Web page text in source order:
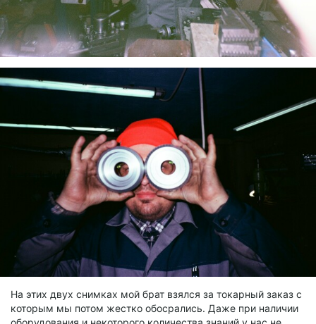
На этих двух снимках мой брат взялся за токарный заказ с
которым мы потом жестко обосрались. Даже при наличии